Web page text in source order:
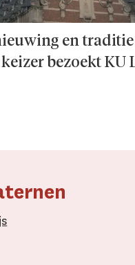
en traditie
bezoekt KU